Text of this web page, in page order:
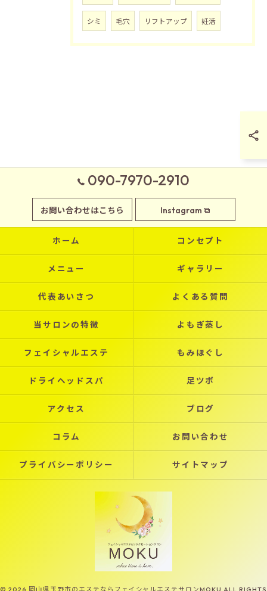
シミ 毛穴 リフトアップ 妊活
090-7970-2910
お問い合わせはこちら Instagram
ホーム コンセプト
メニュー ギャラリー
代表あいさつ よくある質問
当サロンの特徴 よもぎ蒸し
フェイシャルエステ もみほぐし
ドライヘッドスパ 足ツボ
アクセス ブログ
コラム お問い合わせ
プライバシーポリシー サイトマップ
© 2026 岡山県玉野市のエステならフェイシャルエステサロンMOKU ALL RIGHTS